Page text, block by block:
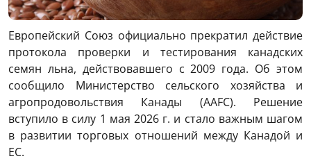
Европейский Союз официально прекратил действие
протокола проверки и тестирования канадских
семян льна, действовавшего с 2009 года. Об этом
сообщило Министерство сельского хозяйства и
агропродовольствия Канады (AAFC). Решение
вступило в силу 1 мая 2026 г. и стало важным шагом
в развитии торговых отношений между Канадой и
ЕС.